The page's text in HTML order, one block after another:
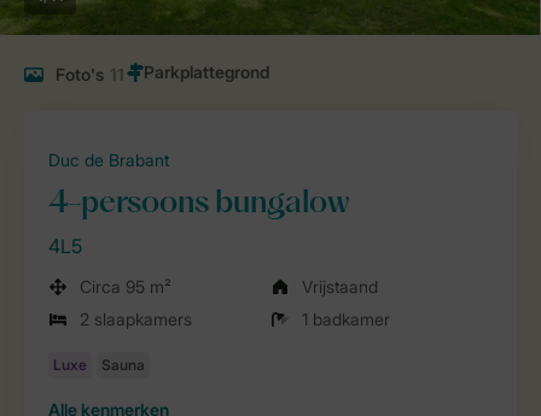
Foto's 11
Duc de Brabant
4-persoons bungalow
4L5
Circa 95 m²
Vrijstaand
2 slaapkamers
1 badkamer
Alle kenmerken